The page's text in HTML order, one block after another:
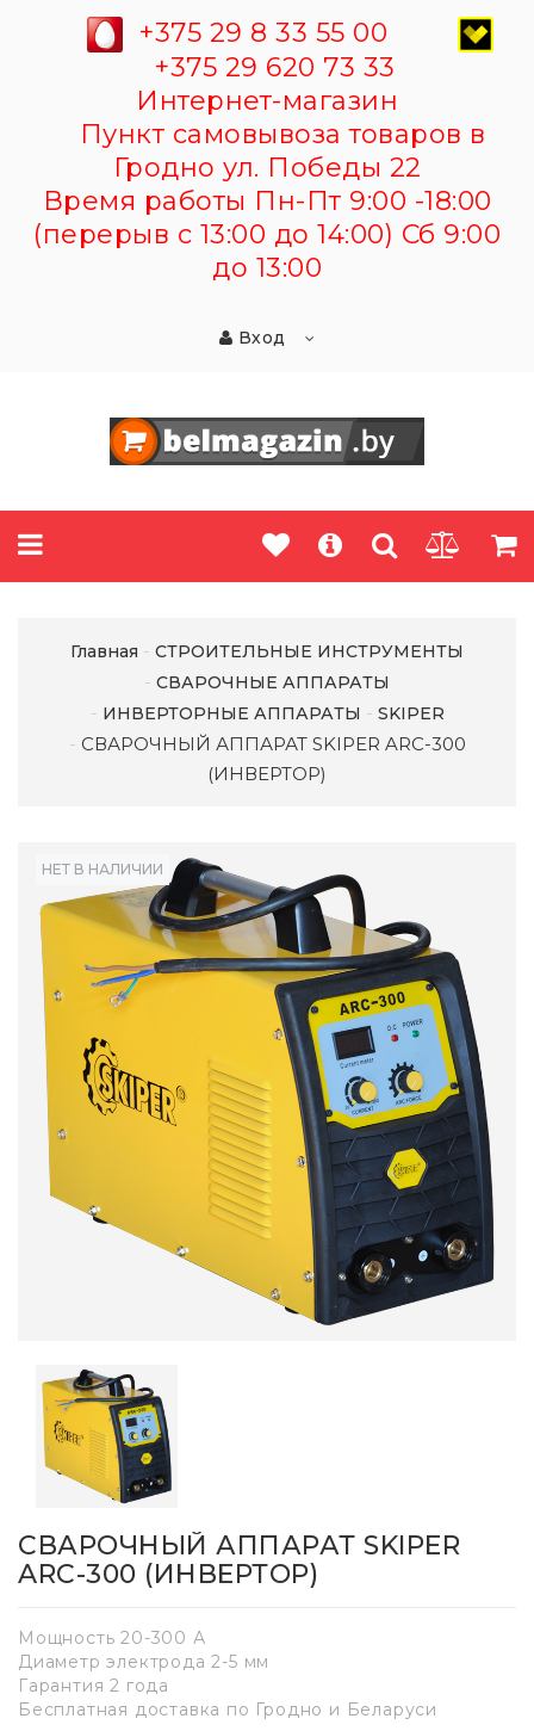
+375 29 8 33 55 00
+375 29 620 73 33
Интернет-магазин
Пункт самовывоза товаров в
Гродно ул. Победы 22
Время работы Пн-Пт 9:00 -18:00
(перерыв с 13:00 до 14:00) Сб 9:00
до 13:00
Вход
Главная
СТРОИТЕЛЬНЫЕ ИНСТРУМЕНТЫ
СВАРОЧНЫЕ АППАРАТЫ
ИНВЕРТОРНЫЕ АППАРАТЫ
SKIPER
СВАРОЧНЫЙ АППАРАТ SKIPER ARC-300
(ИНВЕРТОР)
НЕТ В НАЛИЧИИ
СВАРОЧНЫЙ АППАРАТ SKIPER
ARC-300 (ИНВЕРТОР)
Мощность 20-300 А
Диаметр электрода 2-5 мм
Гарантия 2 года
Бесплатная доставка по Гродно и Беларуси